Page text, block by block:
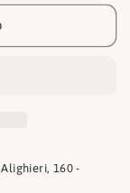
160 -